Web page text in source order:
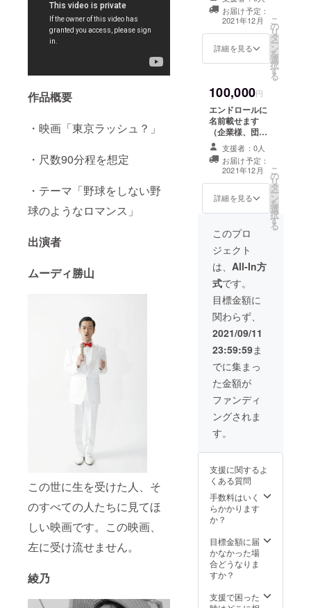
作品概要
・映画「東京ラッシュ？」
・尺数90分程を想定
・テーマ「野球をしない野
球のようなロマンス」
出演者
ムーディ勝山
この世に生を受けた人、そ
のすべての人たちに見てほ
しい映画です。この映画、
左に受け流せません。
綾乃
７日に滋賀県内
のグラウンドに
て野球の撮影を
します。 拘束時
間は２〜３時間
となります。 特
での観客役で
す。
お届け予定：
2021年12月
詳細を見る
こ
の
リ
タ
ー
ン
を
選
択
す
る
100,000円
エンドロールに
名前載せます
（企業様、団体
様用）支援者：0人
お届け予定：
2021年12月
詳細を見る
こ
の
リ
タ
ー
ン
を
選
択
す
る
このプロ
ジェクト
は、 All-In方
式です。
目標金額に
関わらず、
2021/09/11
23:59:59ま
でに集まっ
た金額が
ファンディ
ングされま
す。
支援に関するよ
くある質問
手数料はいく
らかかります
か？
目標金額に届
かなかった場
合どうなりま
すか？
支援で困った